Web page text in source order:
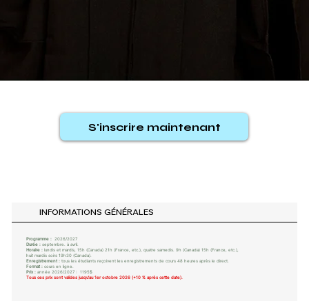
S'inscrire maintenant
INFORMATIONS GÉNÉRALES
Programme :
2026/2027
Durée :septembre. à avril.
Horaire :lundis et mardis, 15h (Canada) 21h (France, etc.), quatre samedis. 9h (Canada) 15h (France, etc.),
huit mardis soirs 19h30 (Canada).
Enregistrement : tous les étudiants reçoivent les enregistrements de cours 48 heures après le direct.
Format :cours en ligne.
Prix :année 2026/2027 : 1195$
Tous ces prix sont valides jusqu’au 1er octobre 2026 (+10 % après cette date).